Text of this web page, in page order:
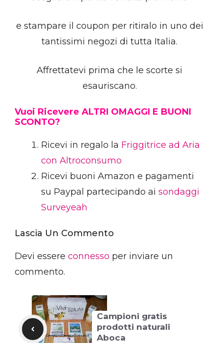
e stampare il coupon per ritiralo in uno dei
tantissimi negozi di tutta Italia.
Affrettatevi prima che le scorte si
esauriscano.
Vuoi Ricevere ALTRI OMAGGI E BUONI
SCONTO?
Ricevi in regalo la Friggitrice ad Aria
con Altroconsumo
Ricevi buoni Amazon e pagamenti
su Paypal partecipando ai sondaggi
Surveyeah
Lascia Un Commento
Devi essere connesso per inviare un
commento.
Campioni gratis
prodotti naturali
Aboca